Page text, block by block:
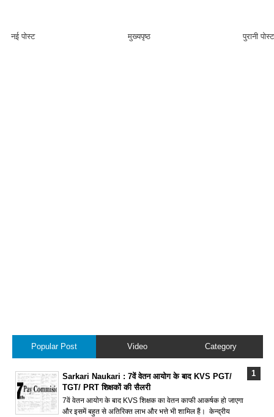
नई पोस्ट पुरानी पोस्ट
मुख्यपृष्ठ
Popular Post Video Category
Sarkari Naukari : 7वें वेतन आयोग के बाद KVS PGT/
TGT/ PRT शिक्षकों की सैलरी
7वें वेतन आयोग के बाद KVS शिक्षक का वेतन काफी आकर्षक हो जाएगा
और इसमें बहुत से अतिरिक्त लाभ और भत्ते भी शामिल हैं। केन्द्रीय